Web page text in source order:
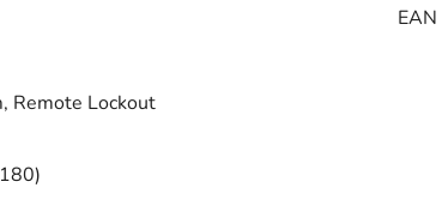
Remote Lockout
EAN